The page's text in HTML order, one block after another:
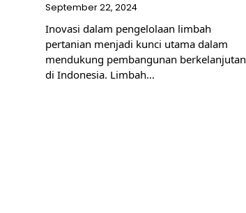
September 22, 2024
Inovasi dalam pengelolaan limbah
pertanian menjadi kunci utama dalam
mendukung pembangunan berkelanjutan
di Indonesia. Limbah…